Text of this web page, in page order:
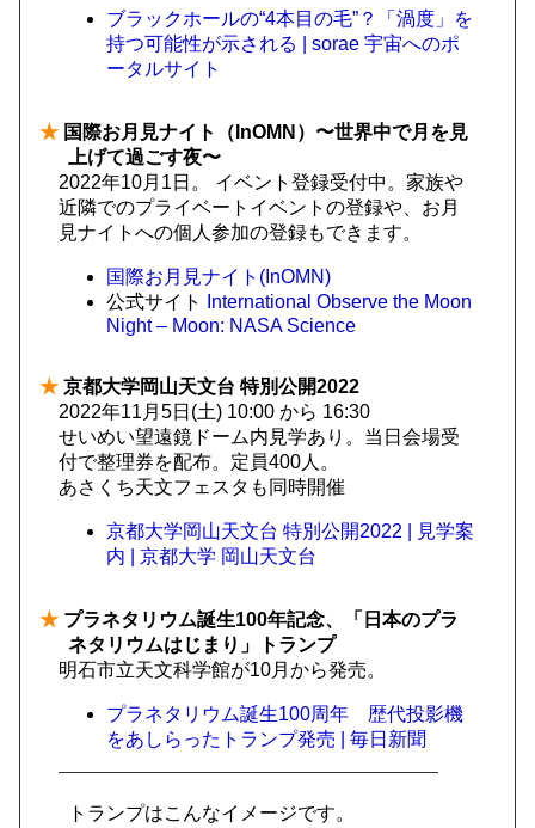
ブラックホールの“4本目の毛”？「渦度」を
持つ可能性が示される | sorae 宇宙へのポ
ータルサイト
★ 国際お月見ナイト（InOMN）〜世界中で月を見
上げて過ごす夜〜
2022年10月1日。 イベント登録受付中。家族や
近隣でのプライベートイベントの登録や、お月
見ナイトへの個人参加の登録もできます。
国際お月見ナイト(InOMN)
公式サイト
International Observe the Moon
Night – Moon: NASA Science
★ 京都大学岡山天文台 特別公開2022
2022年11月5日(土) 10:00 から 16:30
せいめい望遠鏡ドーム内見学あり。当日会場受
付で整理券を配布。定員400人。
あさくち天文フェスタも同時開催
京都大学岡山天文台 特別公開2022 | 見学案
内 | 京都大学 岡山天文台
★ プラネタリウム誕生100年記念、「日本のプラ
ネタリウムはじまり」トランプ
明石市立天文科学館が10月から発売。
プラネタリウム誕生100周年 歴代投影機
をあしらったトランプ発売 | 毎日新聞
トランプはこんなイメージです。